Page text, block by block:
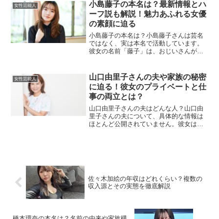
た、霜月るなさんの他の交際相手や彼女
のこれまでの歩みについても...
女性芸能人
小島藤子の本名は？最新情報とハ
ーフ説も解説！魅力あふれる女優
の素顔に迫る
小島藤子の本名は？小島藤子さんは芸名
ではなく、実は本名で活動しています。
彼女の名前「藤子」は、おじいさんが
このエピソードは、小島さんの家族の愛
情深さを感じさせます。また...
女性芸能人
山口由里子さんの夫や家族の秘密
に迫る！彼女のプライベートと仕
事の両立とは？
山口由里子さんの夫はどんな人？山口由
里子さんの夫について、具体的な情報は
ほとんど公開されていません。彼女はプ
佐々木加絵の年収はどれくらい？複数の
収入源とその実態を徹底解説